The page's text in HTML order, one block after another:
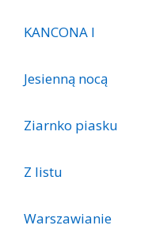
KANCONA I
Jesienną nocą
Ziarnko piasku
Z listu
Warszawianie